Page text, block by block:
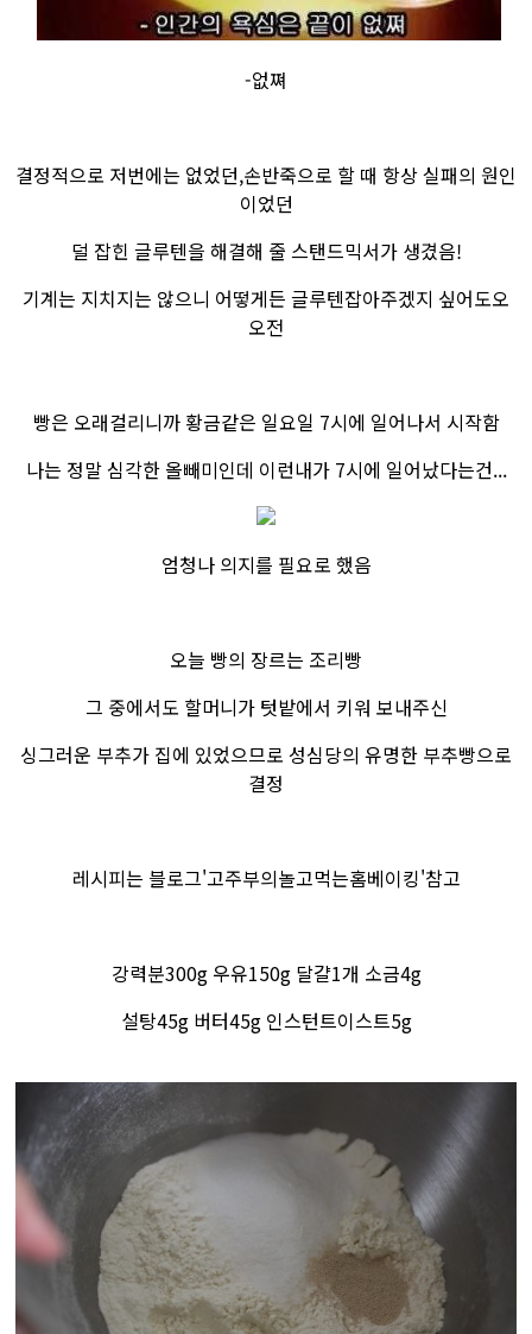
​-없쪄
결정적으로 저번에는 없었던,손반죽으로 할 때 항상 실패의 원인
이었던
덜 잡힌 글루텐을 해결해 줄 스탠드믹서가 생겼음!
기계는 지치지는 않으니 어떻게든 글루텐잡아주겠지 싶어도오
오전
​빵은 오래걸리니까 황금같은 일요일 7시에 일어나서 시작함
나는 정말 심각한 올빼미인데 이런내가 7시에 일어났다는건...
엄청나 의지를 필요로 했음
오늘 빵의 장르는 조리빵
그 중에서도 할머니가 텃밭에서 키워 보내주신
싱그러운 부추가 집에 있었으므로 성심당의 유명한 부추빵으로
결정
레시피는 블로그'고주부의놀고먹는홈베이킹'참고
강력분300g 우유150g 달걀1개 소금4g
설탕45g 버터45g 인스턴트이스트5g